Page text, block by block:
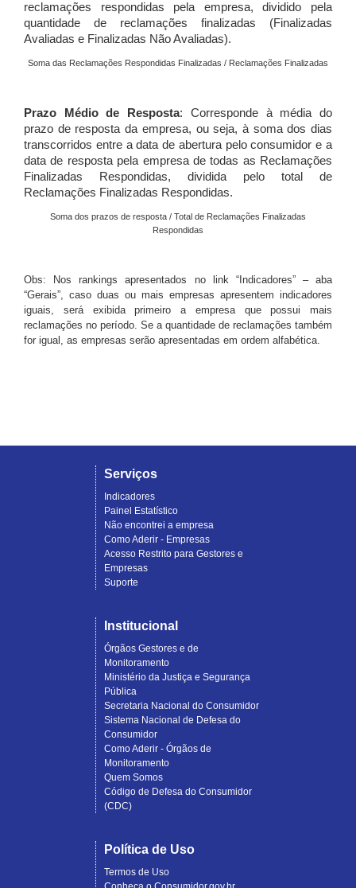
reclamações respondidas pela empresa, dividido pela
quantidade de reclamações finalizadas (Finalizadas
Avaliadas e Finalizadas Não Avaliadas).
Soma das Reclamações Respondidas Finalizadas / Reclamações Finalizadas
Prazo Médio de Resposta: Corresponde à média do
prazo de resposta da empresa, ou seja, à soma dos dias
transcorridos entre a data de abertura pelo consumidor e a
data de resposta pela empresa de todas as Reclamações
Finalizadas Respondidas, dividida pelo total de
Reclamações Finalizadas Respondidas.
Soma dos prazos de resposta / Total de Reclamações Finalizadas
Respondidas
Obs: Nos rankings apresentados no link “Indicadores” – aba
“Gerais”, caso duas ou mais empresas apresentem indicadores
iguais, será exibida primeiro a empresa que possui mais
reclamações no período. Se a quantidade de reclamações também
for igual, as empresas serão apresentadas em ordem alfabética.
Serviços
Indicadores
Painel Estatístico
Não encontrei a empresa
Como Aderir - Empresas
Acesso Restrito para Gestores e
Empresas
Suporte
Institucional
Órgãos Gestores e de
Monitoramento
Ministério da Justiça e Segurança
Pública
Secretaria Nacional do Consumidor
Sistema Nacional de Defesa do
Consumidor
Como Aderir - Órgãos de
Monitoramento
Quem Somos
Código de Defesa do Consumidor
(CDC)
Política de Uso
Termos de Uso